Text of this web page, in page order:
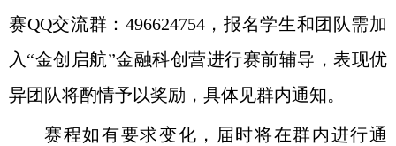
赛QQ交流群： 496624754，报名学生和团队需加
入“金创启航”金融科创营进行赛前辅导，表现优
异团队将酌情予以奖励，具体见群内通知。
赛程如有要求变化，届时将在群内进行通